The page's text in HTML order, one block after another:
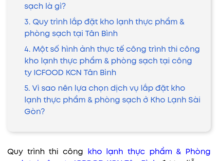
sạch là gì?
3. Quy trình lắp đặt kho lạnh thực phẩm &
phòng sạch tại Tân Bình
4. Một số hình ảnh thực tế công trình thi công
kho lạnh thực phẩm & phòng sạch tại công
ty ICFOOD KCN Tân Bình
5. Vì sao nên lựa chọn dịch vụ lắp đặt kho
lạnh thực phẩm & phòng sạch ở Kho Lạnh Sài
Gòn?
Quy trình thi công
kho lạnh thực phẩm & Phòng